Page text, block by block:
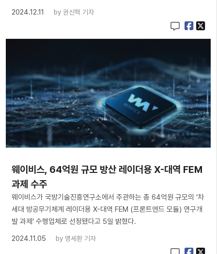
2024.12.11
by 권신혁 기자
웨이비스, 64억원 규모 방산 레이더용 X-대역 FEM
과제 수주
웨이비스가 국방기술진흥연구소에서 주관하는 총 64억원 규모의 ‘차
세대 방공무기체계 레이더용 X-대역 FEM (프론트엔드 모듈) 연구개
발 과제’ 수행업체로 선정됐다고 5일 밝혔다.
2024.11.05
by 명세환 기자